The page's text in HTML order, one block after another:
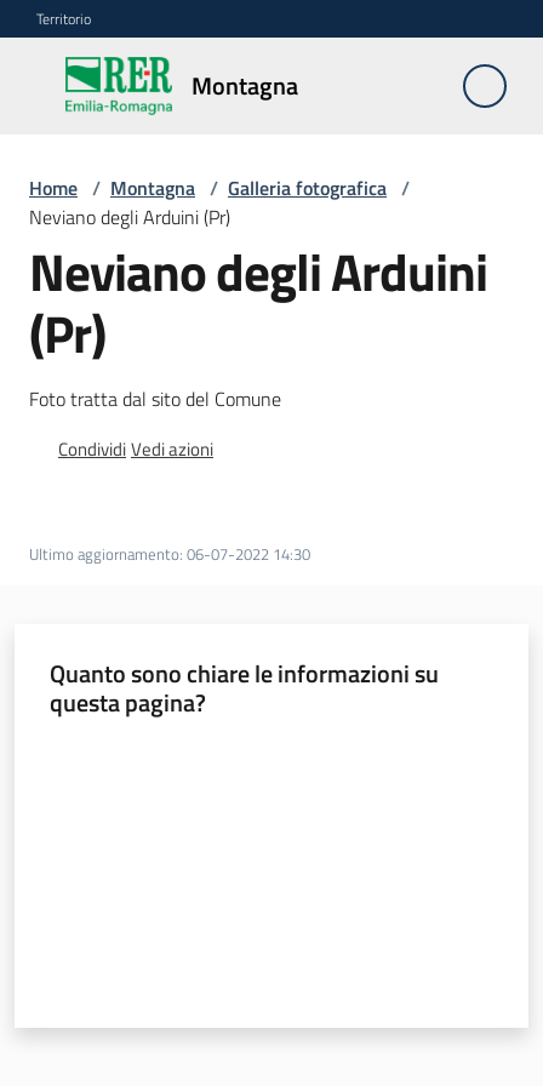
Vai al contenuto
Vai alla navigazione
Vai al footer
Territorio
Montagna
Montagna
Vivere
lavorare
Infrastrutture
e
Programmi
Home / Montagna / Galleria fotografica /
Neviano degli Arduini (Pr)
Neviano degli Arduini
(Pr)
Foto tratta dal sito del Comune
CondividiVedi azioni
Ultimo aggiornamento: 06-07-2022 14:30
Quanto sono chiare le informazioni su
questa pagina?